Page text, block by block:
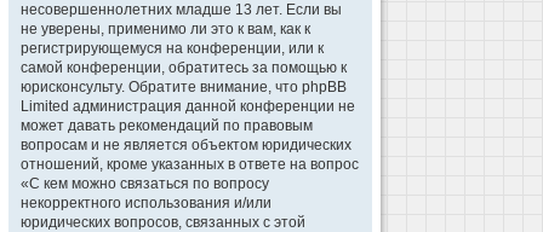
несовершеннолетних младше 13 лет. Если вы
не уверены, применимо ли это к вам, как к
регистрирующемуся на конференции, или к
самой конференции, обратитесь за помощью к
юрисконсульту. Обратите внимание, что phpBB
Limited администрация данной конференции не
может давать рекомендаций по правовым
вопросам и не является объектом юридических
отношений, кроме указанных в ответе на вопрос
«С кем можно связаться по вопросу
некорректного использования и/или
юридических вопросов, связанных с этой